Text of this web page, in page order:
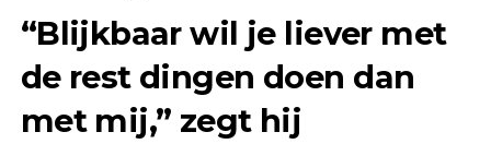
“Blijkbaar wil je liever met
de rest dingen doen dan
met mij,” zegt hij